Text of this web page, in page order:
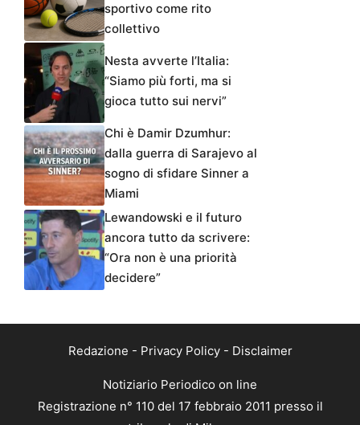
sportivo come rito
collettivo
Nesta avverte l’Italia:
“Siamo più forti, ma si
gioca tutto sui nervi”
Chi è Damir Dzumhur:
dalla guerra di Sarajevo al
sogno di sfidare Sinner a
Miami
Lewandowski e il futuro
ancora tutto da scrivere:
“Ora non è una priorità
decidere”
Redazione - Privacy Policy- Disclaimer
Notiziario Periodico on line
Registrazione n° 110 del 17 febbraio 2011 presso il